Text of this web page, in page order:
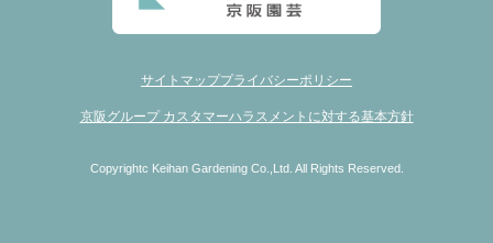
サイトマッププライバシーポリシー
京阪グループ カスタマーハラスメントに対する基本方針
Copyrightc Keihan Gardening Co.,Ltd. All Rights Reserved.